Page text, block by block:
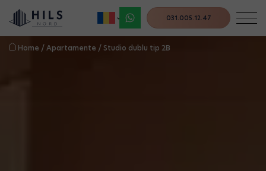
031.005.12.47
Home /Apartamente / Studio dublu tip 2B